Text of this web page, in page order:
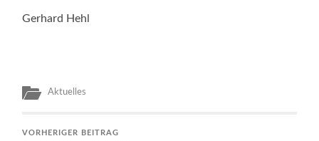
Gerhard Hehl
Aktuelles
VORHERIGER BEITRAG